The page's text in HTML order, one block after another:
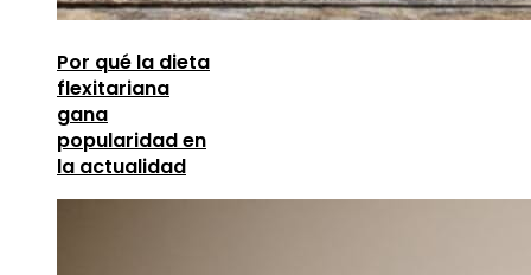
Por qué la dieta
flexitariana
gana
popularidad en
la actualidad